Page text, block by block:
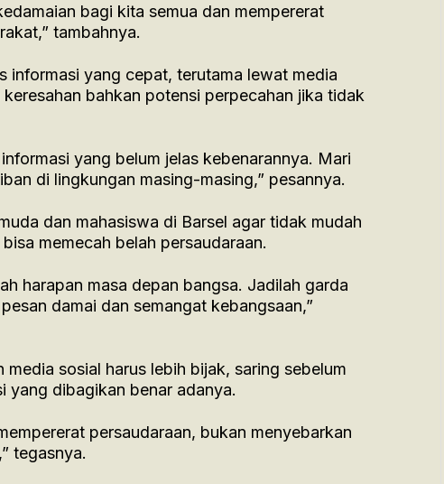
bagi kita semua dan mempererat
tambahnya.
informasi yang cepat, terutama lewat media
bahkan potensi perpecahan jika tidak
yang belum jelas kebenarannya. Mari
di lingkungan masing-masing,” pesannya.
dan mahasiswa di Barsel agar tidak mudah
memecah belah persaudaraan.
harapan masa depan bangsa. Jadilah garda
damai dan semangat kebangsaan,”
media sosial harus lebih bijak, saring sebelum
yang dibagikan benar adanya.
persaudaraan, bukan menyebarkan
tegasnya.